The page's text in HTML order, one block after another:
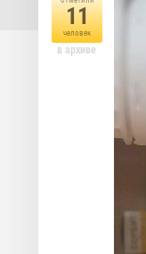
11
человек
в архиве